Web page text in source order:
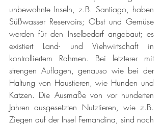
unbewohnte Inseln, z.B. Santiago, haben
Süßwasser Reservoirs; Obst und Gemüse
werden für den Inselbedarf angebaut; es
existiert Land- und Viehwirtschaft in
kontrolliertem Rahmen. Bei letzterer mit
strengen Auflagen, genauso wie bei der
Haltung von Haustieren, wie Hunden und
Katzen. Die Ausmaße von vor hunderten
Jahren ausgesetzten Nutztieren, wie z.B.
Ziegen auf der Insel Fernandina, sind noch